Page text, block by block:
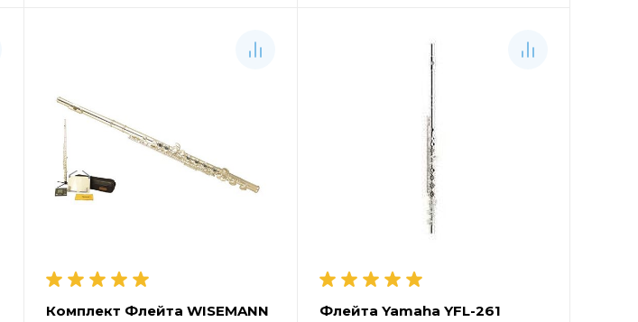
Комплект Флейта WISEMANN
Флейта Yamaha YFL-261